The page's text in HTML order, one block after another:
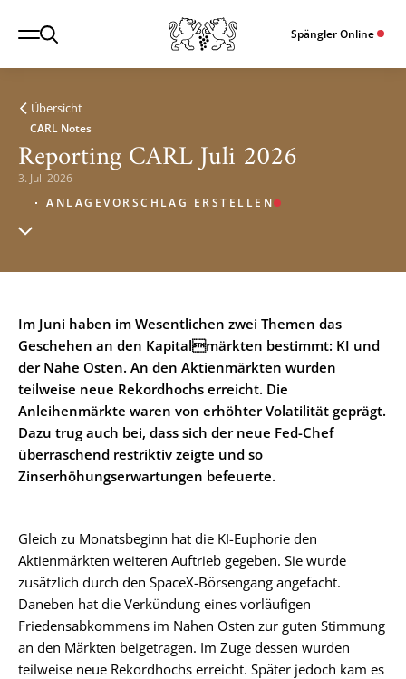
Spängler Online
Übersicht
CARL Notes
Reporting CARL Juli 2026
3. Juli 2026
ANLAGEVORSCHLAG ERSTELLEN
Im Juni haben im Wesentlichen zwei Themen das
Geschehen an den Kapitalmärkten bestimmt: KI und
der Nahe Osten. An den Aktienmärkten wurden
teilweise neue Rekordhochs erreicht. Die
Anleihenmärkte waren von erhöhter Volatilität geprägt.
Dazu trug auch bei, dass sich der neue Fed-Chef
überraschend restriktiv zeigte und so
Zinserhöhungserwartungen befeuerte.
Gleich zu Monatsbeginn hat die KI-Euphorie den
Aktienmärkten weiteren Auftrieb gegeben. Sie wurde
zusätzlich durch den SpaceX-Börsengang angefacht.
Daneben hat die Verkündung eines vorläufigen
Friedensabkommens im Nahen Osten zur guten Stimmung
an den Märkten beigetragen. Im Zuge dessen wurden
teilweise neue Rekordhochs erreicht. Später jedoch kam es